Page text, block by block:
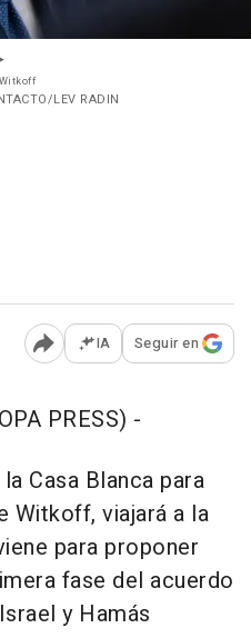
LEV RADIN
Abrir opciones para
IA Seguir en
PRESS) -
Casa Blanca para
Witkoff, viajará a la
para proponer
fase del acuerdo
y Hamás